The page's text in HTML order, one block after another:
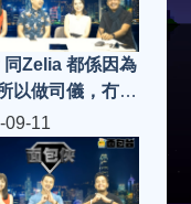
同Zelia 都係因為
以做司儀，冇電
台訓練，點學
埋工，全職做司
乜呢？生存到？
| 面包俠 (第84
09-11